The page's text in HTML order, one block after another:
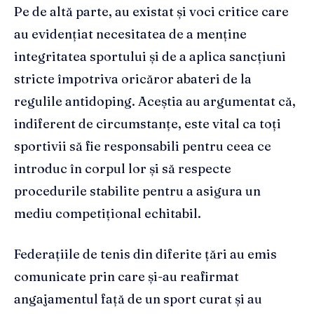
Pe de altă parte, au existat și voci critice care
au evidențiat necesitatea de a menține
integritatea sportului și de a aplica sancțiuni
stricte împotriva oricăror abateri de la
regulile antidoping. Aceștia au argumentat că,
indiferent de circumstanțe, este vital ca toți
sportivii să fie responsabili pentru ceea ce
introduc în corpul lor și să respecte
procedurile stabilite pentru a asigura un
mediu competițional echitabil.
Federațiile de tenis din diferite țări au emis
comunicate prin care și-au reafirmat
angajamentul față de un sport curat și au